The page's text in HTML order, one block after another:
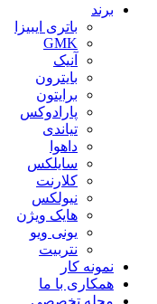
برند
باتری ایبیزا
GMK
آنیک
بایترون
برایتون
پارادوکس
تیاندی
داهوا
سایلکس
کلارنت
نیولکس
هایک ویژن
یونی ویو
نتربیت
نمونه کار
همکاری با ما
مجله تخصصی